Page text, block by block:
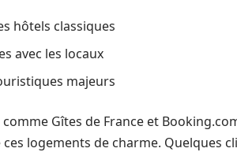
hôtels classiques
avec les locaux
majeurs
Gîtes de France et
logements de charme. Quelques